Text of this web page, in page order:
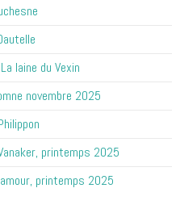
laine du Vexin
novembre 2025
printemps 2025
printemps 2025